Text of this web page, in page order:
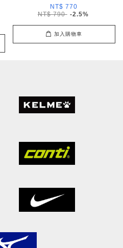
NT$ 770
NT$ 790 -2.5%
加入購物車